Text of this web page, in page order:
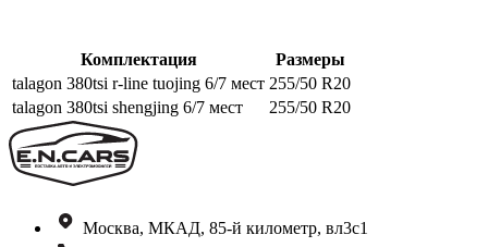
Комплектация
Размеры
talagon 380tsi r-line tuojing 6/7 мест 255/50 R20
talagon 380tsi shengjing 6/7 мест
255/50 R20
Москва, МКАД, 85-й километр, вл3с1